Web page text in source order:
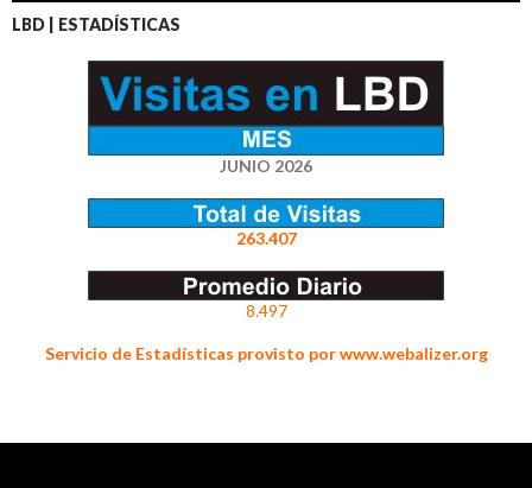
LBD | ESTADÍSTICAS
JUNIO 2026
263.407
8.497
Servicio de Estadísticas provisto por www.webalizer.org